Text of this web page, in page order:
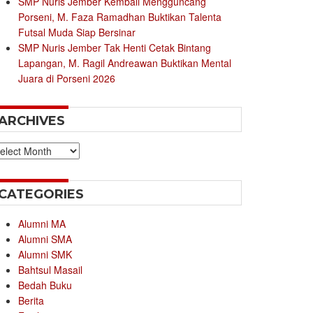
Porseni, M. Faza Ramadhan Buktikan Talenta
Futsal Muda Siap Bersinar
SMP Nuris Jember Tak Henti Cetak Bintang
Lapangan, M. Ragil Andreawan Buktikan Mental
Juara di Porseni 2026
Alumni MA
Alumni SMA
Alumni SMK
Bahtsul Masail
Bedah Buku
Berita